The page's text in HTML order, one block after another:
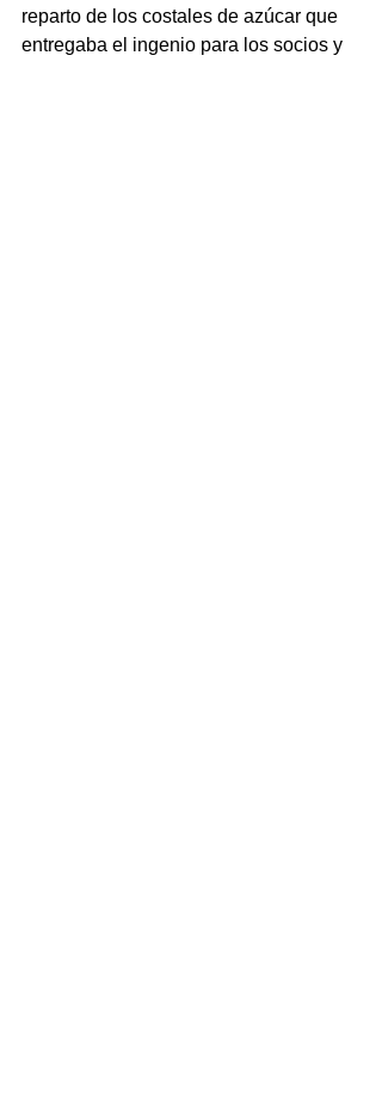
reparto de los costales de azúcar que
entregaba el ingenio para los socios y